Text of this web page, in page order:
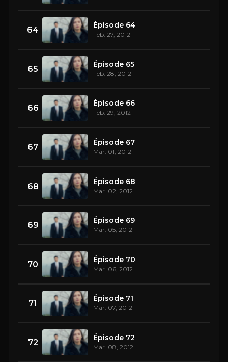
64 Épisode 64
Feb. 27, 2012
65 Épisode 65
Feb. 28, 2012
66 Épisode 66
Feb. 29, 2012
67 Épisode 67
Mar. 01, 2012
68 Épisode 68
Mar. 02, 2012
69 Épisode 69
Mar. 05, 2012
70 Épisode 70
Mar. 06, 2012
71 Épisode 71
Mar. 07, 2012
72 Épisode 72
Mar. 08, 2012